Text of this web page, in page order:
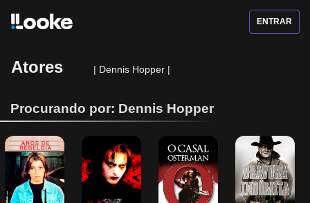
ENTRAR
Atores | Dennis Hopper |
Procurando por: Dennis Hopper
Anos de
Rebeldia
O Corvo -
Vingança
Maldita
O Casal
Osterman
Bravura
Indômita